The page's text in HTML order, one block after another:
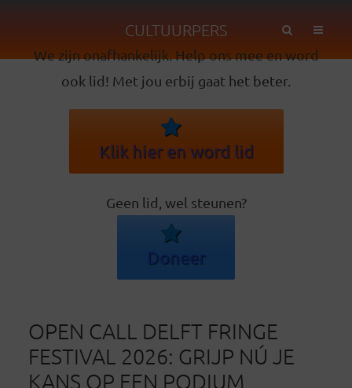
CULTUURPERS
We zijn onafhankelijk. Help ons mee en word
ook lid! Met jou erbij gaat het beter.
Klik hier en word lid
Geen lid, wel steunen?
Doneer
OPEN CALL DELFT FRINGE
FESTIVAL 2026: GRIJP NÚ JE
KANS OP EEN PODIUM